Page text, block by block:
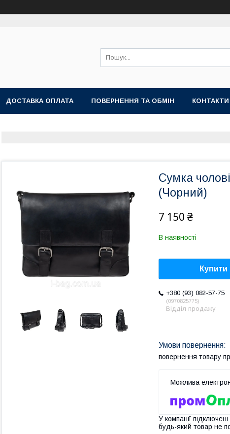
ДОСТАВКА ОПЛАТА ПОВЕРНЕННЯ ТА ОБМІН КОНТАКТИ
Cумка
(Чорний)
7 150 ₴
В наявності
Купити
+380 (93) 082-57-75
0970825775
Відділ продажу
повернення товару
У компанії
будь-який товар не